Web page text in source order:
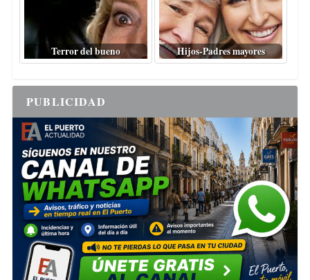
Terror del bueno Hijos-Padres mayores
PUBLICIDAD